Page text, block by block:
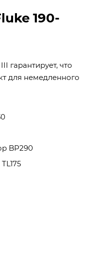
190-
гарантирует, что
для немедленного
BP290